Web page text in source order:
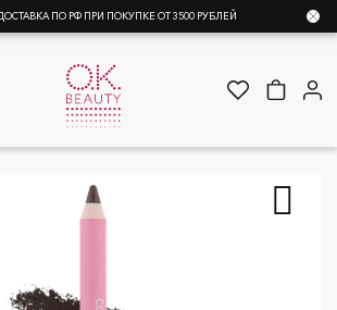
ПО РФ ПРИ ПОКУПКЕ ОТ 3500 РУБЛЕЙ